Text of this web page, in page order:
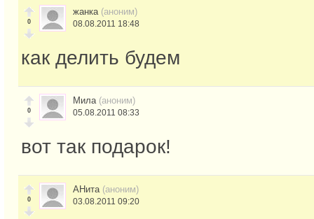
0
жанка (аноним)
08.08.2011 18:48
как делить будем
0
Мила (аноним)
05.08.2011 08:33
вот так подарок!
0
АНита (аноним)
03.08.2011 09:20